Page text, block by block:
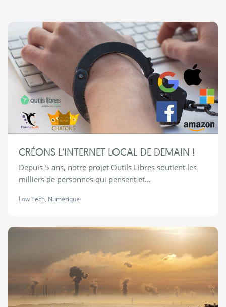
CRÉONS L'INTERNET LOCAL DE DEMAIN !
Depuis 5 ans, notre projet Outils Libres soutient les
milliers de personnes qui pensent et...
Low Tech, Numérique